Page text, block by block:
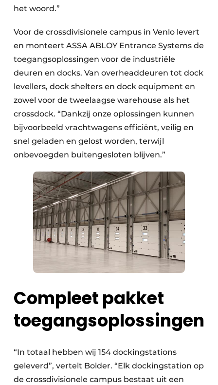
het woord.”
Voor de crossdivisionele campus in Venlo levert
en monteert ASSA ABLOY Entrance Systems de
toegangsoplossingen voor de industriële
deuren en docks. Van overheaddeuren tot dock
levellers, dock shelters en dock equipment en
zowel voor de tweelaagse warehouse als het
crossdock. “Dankzij onze oplossingen kunnen
bijvoorbeeld vrachtwagens efficiënt, veilig en
snel geladen en gelost worden, terwijl
onbevoegden buitengesloten blijven.”
Compleet pakket
toegangsoplossingen
“In totaal hebben wij 154 dockingstations
geleverd”, vertelt Bolder. “Elk dockingstation op
de crossdivisionele campus bestaat uit een